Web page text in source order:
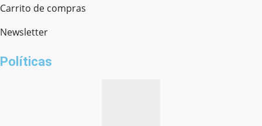
Carrito de compras
Newsletter
Políticas